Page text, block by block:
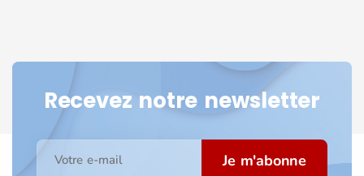
Recevez notre newsletter
Votre e-mail Je m'abonne